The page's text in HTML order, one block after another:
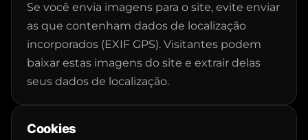
Se você envia imagens para o site, evite enviar
as que contenham dados de localização
incorporados (EXIF GPS). Visitantes podem
baixar estas imagens do site e extrair delas
seus dados de localização.
Cookies